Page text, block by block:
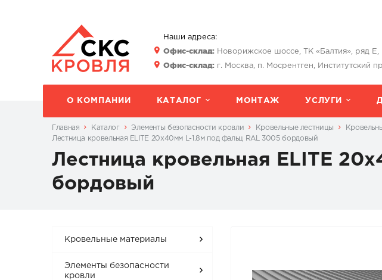
Наши адреса:
Офис-склад:Новорижское шоссе, ТК «Балтия», ряд Е,
Офис-склад:г. Москва, п. Мосрентген, Институтский
О КОМПАНИИ КАТАЛОГ МОНТАЖ УСЛУГИ
Главная Каталог Элементы безопасности кровли Кровельные лестницы
Лестница кровельная ELITE 20x40мм L-1,8м под фальц RAL 3005 бордовый
Лестница кровельная ELITE
бордовый
Кровельные материалы
Элементы безопасности
кровли